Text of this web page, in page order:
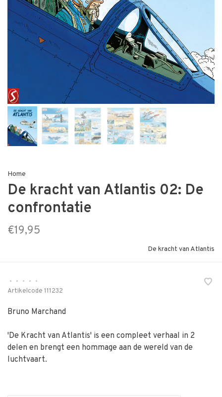
Home
De kracht van Atlantis 02: De
confrontatie
€19,95
De kracht van Atlantis
• • • •
•
Artikelcode 111232
Bruno Marchand
'De Kracht van Atlantis' is een compleet verhaal in 2
delen en brengt een hommage aan de wereld van de
luchtvaart.